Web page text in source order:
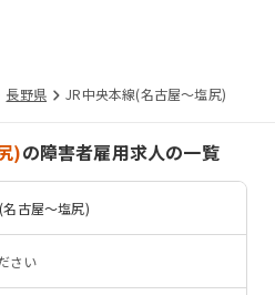
長野県 JR中央本線(名古屋～塩尻)
)の障害者雇用求人の一覧
古屋～塩尻)
さい